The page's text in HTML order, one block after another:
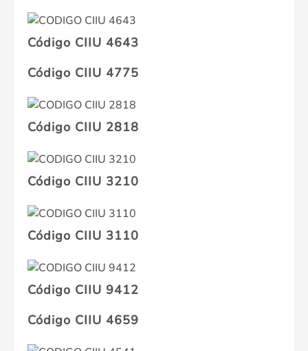
Código CIIU 4643
Código CIIU 4775
Código CIIU 2818
Código CIIU 3210
Código CIIU 3110
Código CIIU 9412
Código CIIU 4659